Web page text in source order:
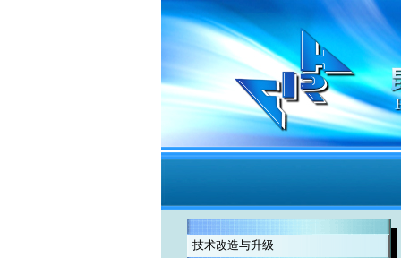
技术改造与升级